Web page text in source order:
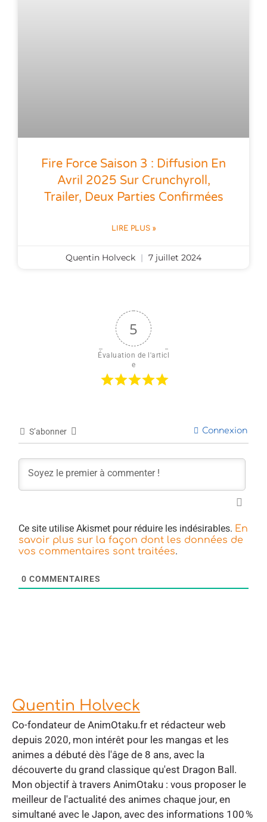
Fire Force Saison 3 : Diffusion En
Avril 2025 Sur Crunchyroll,
Trailer, Deux Parties Confirmées
LIRE PLUS »
Quentin Holveck 7 juillet 2024
5
Évaluation de l'articl
e
S’abonner Connexion
Ce site utilise Akismet pour réduire les indésirables. En
savoir plus sur la façon dont les données de
vos commentaires sont traitées.
0 COMMENTAIRES
Quentin Holveck
Co-fondateur de AnimOtaku.fr et rédacteur web
depuis 2020, mon intérêt pour les mangas et les
animes a débuté dès l'âge de 8 ans, avec la
découverte du grand classique qu'est Dragon Ball.
Mon objectif à travers AnimOtaku : vous proposer le
meilleur de l'actualité des animes chaque jour, en
simultané avec le Japon, avec des informations 100 %